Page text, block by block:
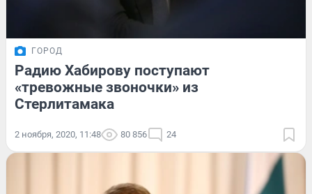
ГОРОД
Радию Хабирову поступают
«тревожные звоночки» из
Стерлитамака
2 ноября, 2020, 11:48 80 856 24